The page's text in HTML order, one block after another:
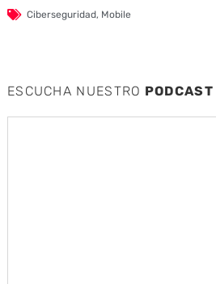
Ciberseguridad, Mobile
ESCUCHA NUESTRO PODCAST